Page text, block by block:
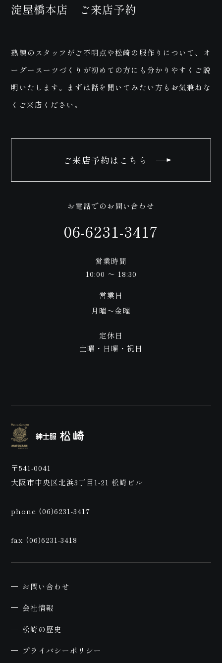
お問
い合
わせ
ご来
店予
約
淀屋橋本店 ご来店予約
熟練のスタッフがご不明点や松崎の服作りについて、オ
ーダースーツづくりが初めての方にも分かりやすくご説
明いたします。まずは話を聞いてみたい方もお気兼ねな
くご来店ください。
ご来店予約はこちら
お電話でのお問い合わせ
06-6231-3417
営業時間
10:00 ～ 18:30
営業日
月曜〜金曜
定休日
土曜・日曜・祝日
〒541-0041
大阪市中央区北浜3丁目1-21 松崎ビル
phone (06)6231-3417
fax (06)6231-3418
お問い合わせ
会社情報
松崎の歴史
プライバシーポリシー